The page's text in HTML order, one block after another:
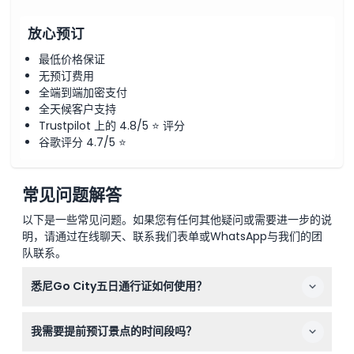
放心预订
最低价格保证
无预订费用
全端到端加密支付
全天候客户支持
Trustpilot 上的 4.8/5 ⭐ 评分
谷歌评分 4.7/5 ⭐
常见问题解答
以下是一些常见问题。如果您有任何其他疑问或需要进一步的说
明，请通过在线聊天、联系我们表单或WhatsApp与我们的团
队联系。
悉尼Go City五日通行证如何使用？
天。您可以从30多个选项中选择最多5个景点，享受比单独
我需要提前预订景点的时间段吗？